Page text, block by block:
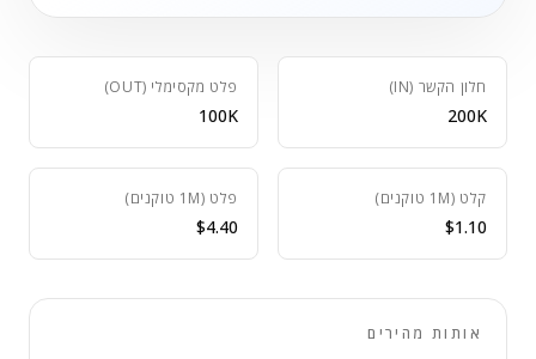
חלון הקשר (IN)
200K
פלט מקסימלי (OUT)
100K
קלט (1M טוקנים)
$1.10
פלט (1M טוקנים)
$4.40
אותות מהירים